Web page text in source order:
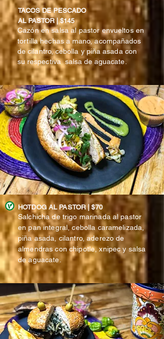
Cazón en salsa al pastor envueltos en
tortillahechas a mano, acompañados
de cilantro, cebolla y piña asada con
surespectiva salsa de aguacate.
TACOS DE PESCADO
AL PASTOR | $145
Salchicha de trigo marinada al pastor
en pan integral, cebolla caramelizada,
piña asada, cilantro, aderezo de
almendras con chipotle, xnipec y salsa
de aguacate.
HOTDOG AL PASTOR | $70